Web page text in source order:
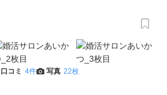
口コミ 4件 写真 22枚